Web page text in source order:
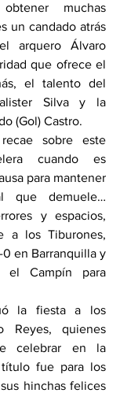
muchas
un candado atrás
arquero Álvaro
que ofrece el
el talento del
Silva y la
(Gol) Castro.
sobre este
cuando es
para mantener
demuele…
y espacios,
a los Tiburones,
en Barranquilla y
el Campín para
la fiesta a los
Reyes, quienes
celebrar en la
fue para los
hinchas felices